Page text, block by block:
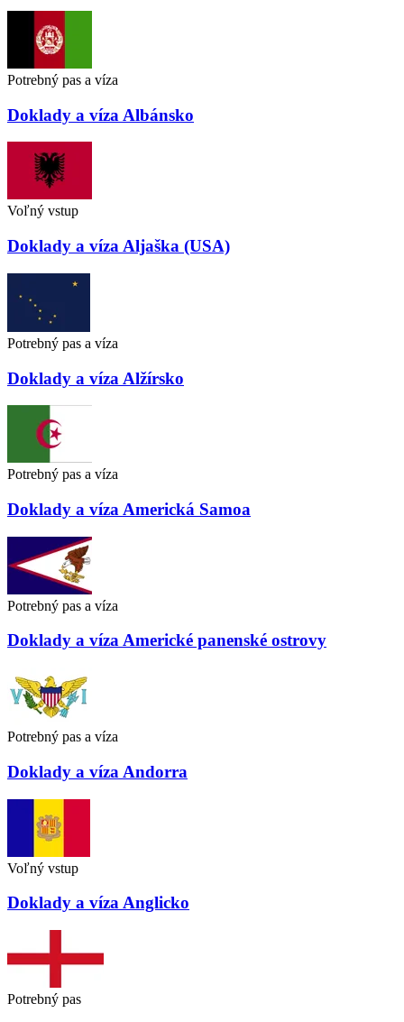
Potrebný pas a víza
Doklady a víza Albánsko
Voľný vstup
Doklady a víza Aljaška (USA)
Potrebný pas a víza
Doklady a víza Alžírsko
Potrebný pas a víza
Doklady a víza Americká Samoa
Potrebný pas a víza
Doklady a vízaAmerické panenské ostrovy
Potrebný pas a víza
Doklady a víza Andorra
Voľný vstup
Doklady a vízaAnglicko
Potrebný pas